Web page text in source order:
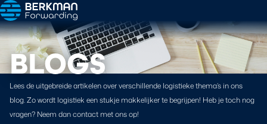
BLOGS
Lees de uitgebreide artikelen over verschillende logistieke thema’s in ons
blog. Zo wordt logistiek een stukje makkelijker te begrijpen! Heb je toch nog
vragen? Neem dan contact met ons op!